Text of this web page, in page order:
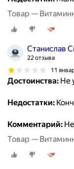
Товар —
Станислав
22 отзыва
11
Достоинства: Не
Недостатки:
Комментарий:
Товар —